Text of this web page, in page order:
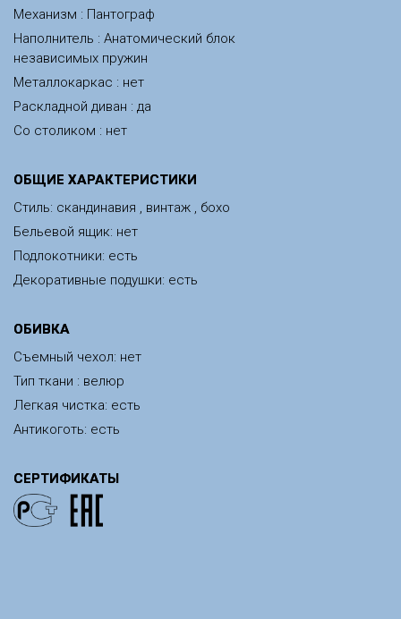
Механизм : Пантограф
Наполнитель : Анатомический блок
независимых пружин
Металлокаркас : нет
Раскладной диван : да
Со столиком : нет
ОБЩИЕ ХАРАКТЕРИСТИКИ
Стиль: скандинавия , винтаж , бохо
Бельевой ящик: нет
Подлокотники: есть
Декоративные подушки: есть
ОБИВКА
Съемный чехол: нет
Тип ткани : велюр
Легкая чистка: есть
Антикоготь: есть
СЕРТИФИКАТЫ